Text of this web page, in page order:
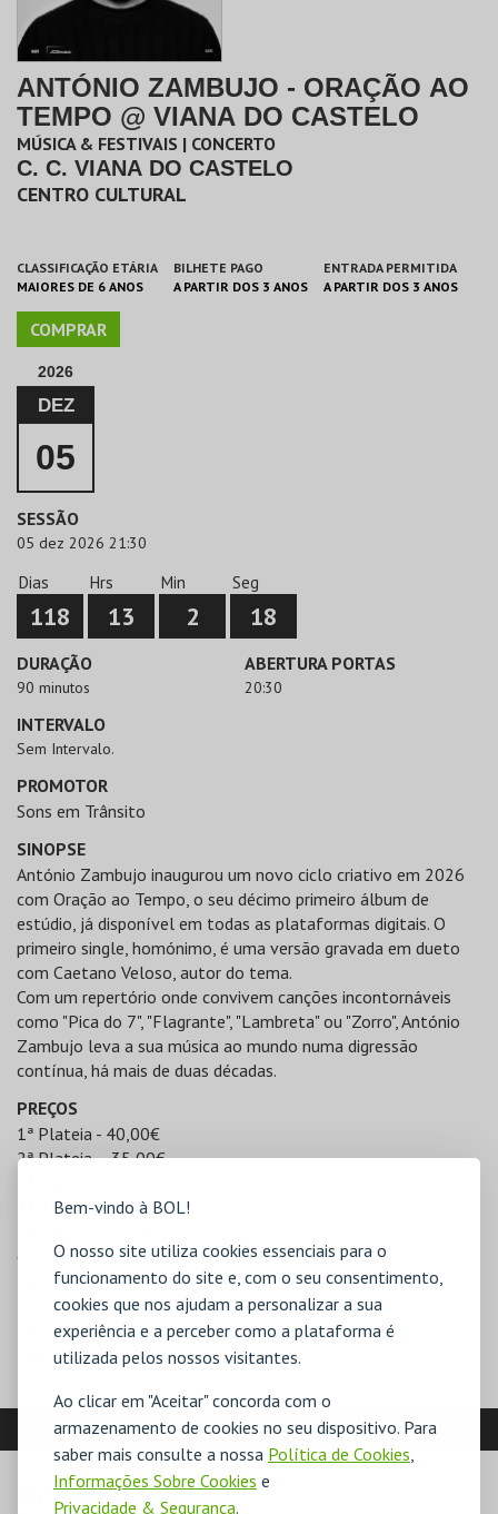
Bem-vindo à BOL!
O nosso site utiliza cookies essenciais para o
funcionamento do site e, com o seu consentimento,
cookies que nos ajudam a personalizar a sua
experiência e a perceber como a plataforma é
utilizada pelos nossos visitantes.
Ao clicar em "Aceitar" concorda com o
armazenamento de cookies no seu dispositivo. Para
saber mais consulte a nossa Política de Cookies,
Informações Sobre Cookies e
Privacidade & Segurança.
ANTÓNIO ZAMBUJO - ORAÇÃO AO
TEMPO @ VIANA DO CASTELO
MÚSICA & FESTIVAIS | CONCERTO
C. C. VIANA DO CASTELO
CENTRO CULTURAL
CLASSIFICAÇÃO ETÁRIA
MAIORES DE 6 ANOS
BILHETE PAGO
A PARTIR DOS 3 ANOS
ENTRADA PERMITIDA
A PARTIR DOS 3 ANOS
COMPRAR
2026
DEZ
05
SESSÃO
05 dez 2026 21:30
Dias
118
Hrs
13
Min
2
Seg
18
DURAÇÃO
90 minutos
ABERTURA PORTAS
20:30
INTERVALO
Sem Intervalo.
PROMOTOR
Sons em Trânsito
SINOPSE
António Zambujo inaugurou um novo ciclo criativo em 2026
com Oração ao Tempo, o seu décimo primeiro álbum de
estúdio, já disponível em todas as plataformas digitais. O
primeiro single, homónimo, é uma versão gravada em dueto
com Caetano Veloso, autor do tema.
Com um repertório onde convivem canções incontornáveis
como "Pica do 7", "Flagrante", "Lambreta" ou "Zorro", António
Zambujo leva a sua música ao mundo numa digressão
contínua, há mais de duas décadas.
PREÇOS
1ª Plateia - 40,00€
2ª Plateia – 35,00€
4ª Plateia – 30,00€
6ª Plateia – 25,00€
Bancada A Norte – 25,00€
Bancada A Sul – 25,00€
Bancada B Norte – 25,00€
Bancada B Sul – 25,00€
LOCALIZAÇÃO
MORADA